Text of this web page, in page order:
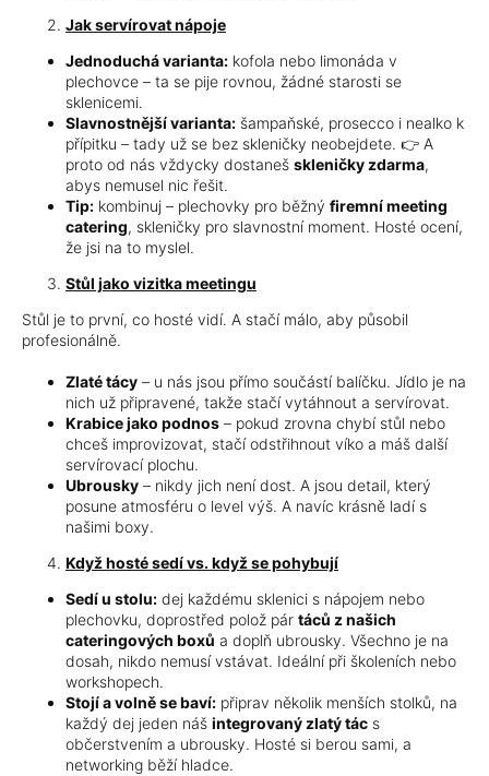
Jak servírovat nápoje
Jednoduchá varianta: kofola nebo limonáda v
plechovce – ta se pije rovnou, žádné starosti se
sklenicemi.
Slavnostnější varianta: šampaňské, prosecco i nealko k
přípitku – tady už se bez skleničky neobejdete. 👉 A
proto od nás vždycky dostaneš skleničky zdarma,
abys nemusel nic řešit.
Tip: kombinuj – plechovky pro běžný firemní meeting
catering, skleničky pro slavnostní moment. Hosté ocení,
že jsi na to myslel.
Stůl jako vizitka meetingu
Stůl je to první, co hosté vidí. A stačí málo, aby působil
profesionálně.
Zlaté tácy – u nás jsou přímo součástí balíčku. Jídlo je na
nich už připravené, takže stačí vytáhnout a servírovat.
Krabice jako podnos – pokud zrovna chybí stůl nebo
chceš improvizovat, stačí odstřihnout víko a máš další
servírovací plochu.
Ubrousky – nikdy jich není dost. A jsou detail, který
posune atmosféru o level výš. A navíc krásně ladí s
našimi boxy.
Když hosté sedí vs. když se pohybují
Sedí u stolu: dej každému sklenici s nápojem nebo
plechovku, doprostřed polož pár táců z našich
cateringových boxů a doplň ubrousky. Všechno je na
dosah, nikdo nemusí vstávat. Ideální při školeních nebo
workshopech.
Stojí a volně se baví: připrav několik menších stolků, na
každý dej jeden náš integrovaný zlatý tác s
občerstvením a ubrousky. Hosté si berou sami, a
networking běží hladce.